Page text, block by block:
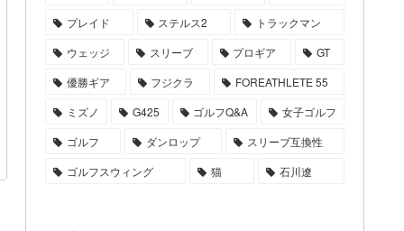
プレイド
ステルス2
トラックマン
ウェッジ
スリーブ プロギア
GT
優勝ギア
フジクラ
FOREATHLETE 55
ミズノ
G425 ゴルフQ&A
女子ゴルフ
ゴルフ
ダンロップ
スリーブ互換性
ゴルフスウィング
猫 石川遼